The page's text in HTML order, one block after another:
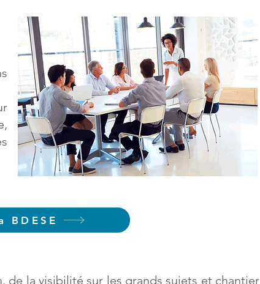
BDESE
de la visibilité sur les grands sujets et chantier